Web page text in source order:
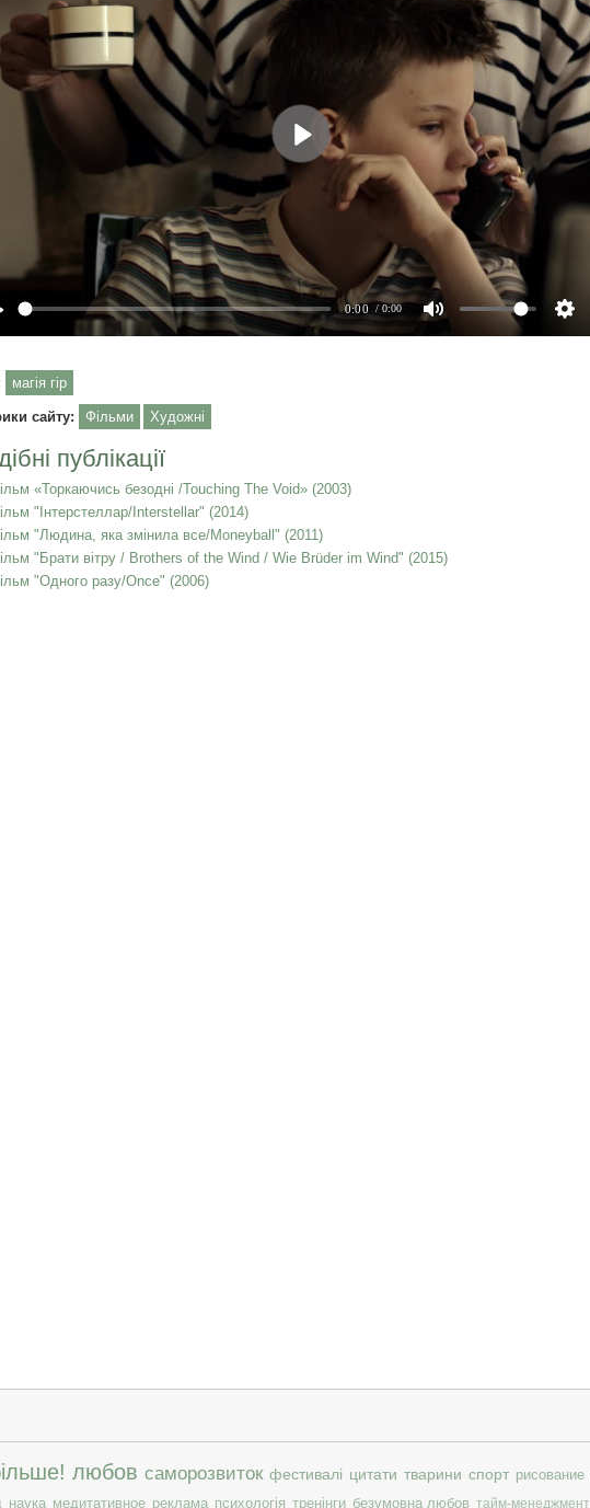
магія гір
сайту: Фільми Художні
публікації
«Торкаючись безодні /Touching The Void» (2003)
"Інтерстеллар/Interstellar" (2014)
"Людина, яка змінила все/Moneyball" (2011)
"Брати вітру / Brothers of the Wind / Wie Brüder im Wind" (2015)
"Одного разу/Once" (2006)
любов саморозвиток фестивалі цитати тварини спорт рисование
наука медитативное реклама психологія тренінги безумовна любов тайм-менеджмент